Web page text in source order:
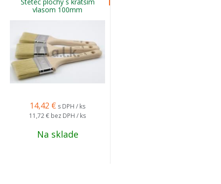
vlasom 100mm
14,42 € s DPH / ks
11,72 € bez DPH / ks
Na sklade